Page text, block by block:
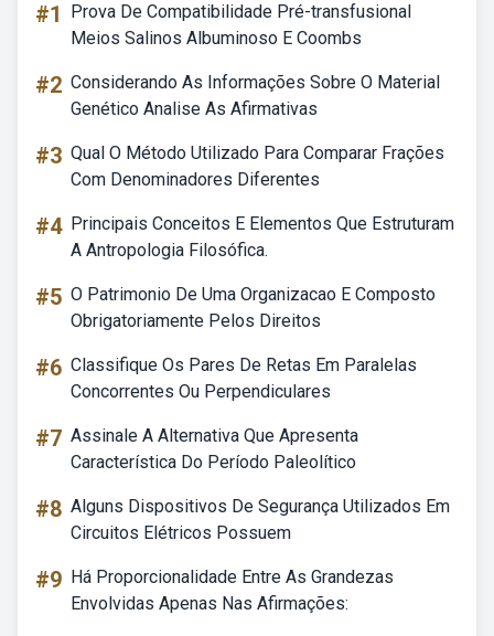
#1
Prova De Compatibilidade Pré-transfusional
Meios Salinos Albuminoso E Coombs
#2 Considerando As Informações Sobre O Material
Genético Analise As Afirmativas
#3 Qual O Método Utilizado Para Comparar Frações
Com Denominadores Diferentes
#4 Principais Conceitos E Elementos Que Estruturam
A Antropologia Filosófica.
#5 O Patrimonio De Uma Organizacao E Composto
Obrigatoriamente Pelos Direitos
#6 Classifique Os Pares De Retas Em Paralelas
Concorrentes Ou Perpendiculares
#7 Assinale A Alternativa Que Apresenta
Característica Do Período Paleolítico
#8 Alguns Dispositivos De Segurança Utilizados Em
Circuitos Elétricos Possuem
#9 Há Proporcionalidade Entre As Grandezas
Envolvidas Apenas Nas Afirmações: